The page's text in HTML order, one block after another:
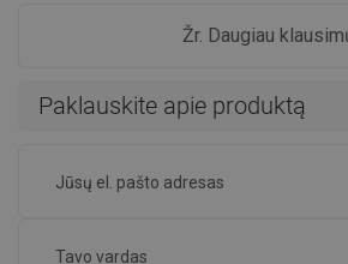
Žr. Daugiau
Paklauskite apie produktą